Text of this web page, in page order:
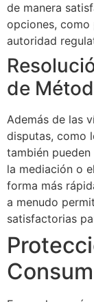
de manera
opciones, como
autoridad
de
Además de las
disputas, como
también
la mediación o
forma más
a menudo
satisfactorias